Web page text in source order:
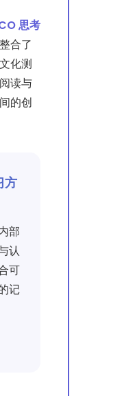
思考
合了
化测
读与
的创
方
部
认
可
记